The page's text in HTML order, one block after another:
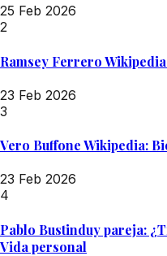
25 Feb 2026
2
Ramsey Ferrero
23 Feb 2026
3
Vero Buffone Wikipedia:
23 Feb 2026
4
Pablo Bustinduy pareja:
Vida personal